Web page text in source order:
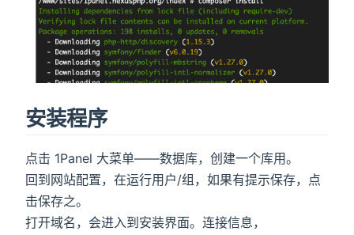
安装程序
点击 1Panel 大菜单——数据库，创建一个库用。
回到网站配置，在运行用户/组，如果有提示保存，点
击保存之。
打开域名，会进入到安装界面。连接信息，